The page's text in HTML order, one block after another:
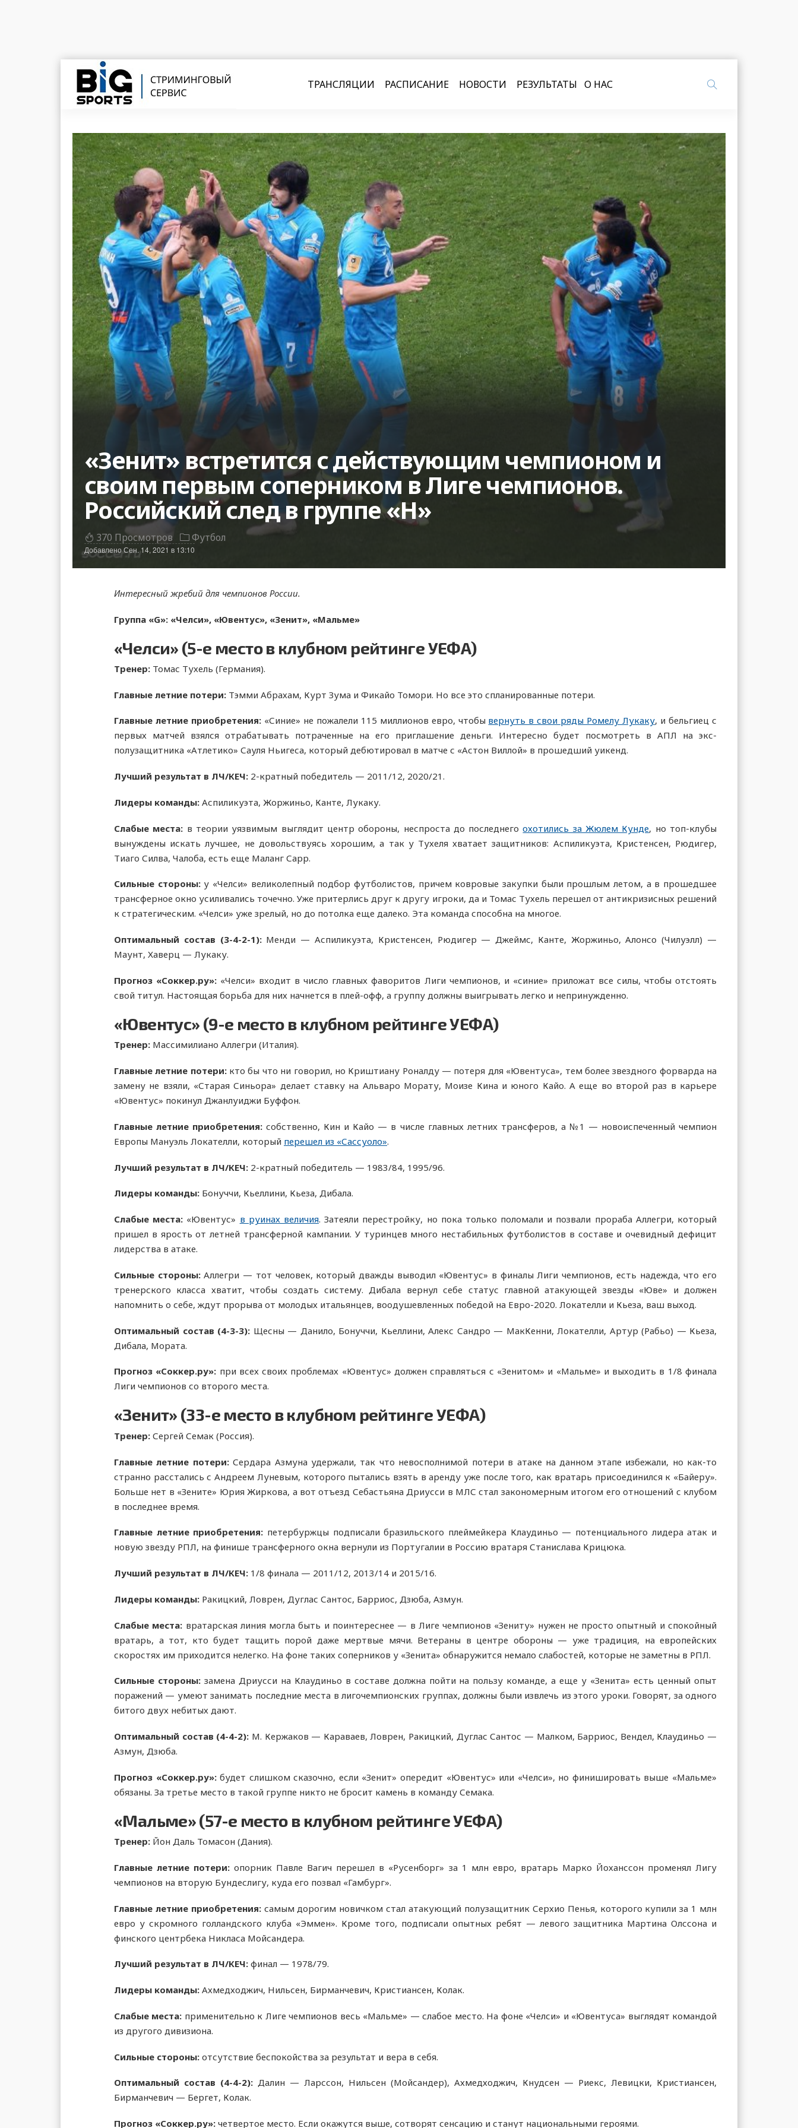
ТРАНСЛЯЦИИ РАСПИСАНИЕ НОВОСТИ РЕЗУЛЬТАТЫ О НАС
«Зенит» встретится с действующим чемпионом и
своим первым соперником в Лиге чемпионов.
Российский след в группе «H»
370 Просмотров Футбол
ДобавленоСен. 14, 2021 в 13:10
Интересный жребий для чемпионов России.
Группа «G»: «Челси», «Ювентус», «Зенит», «Мальме»
«Челси» (5-е место в клубном рейтинге УЕФА)
Тренер: Томас Тухель (Германия).
Главные летние потери: Тэмми Абрахам, Курт Зума и Фикайо Томори. Но все это спланированные потери.
Главные летние приобретения: «Синие» не пожалели 115 миллионов евро, чтобы вернуть в свои ряды Ромелу Лукаку, и бельгиец с
первых матчей взялся отрабатывать потраченные на его приглашение деньги. Интересно будет посмотреть в АПЛ на экс-
полузащитника «Атлетико» Сауля Ньигеса, который дебютировал в матче с «Астон Виллой» в прошедший уикенд.
Лучший результат в ЛЧ/КЕЧ: 2-кратный победитель — 2011/12, 2020/21.
Лидеры команды: Аспиликуэта, Жоржиньо, Канте, Лукаку.
Слабые места: в теории уязвимым выглядит центр обороны, неспроста до последнегоохотились за Жюлем Кунде, но топ-клубы
вынуждены искать лучшее, не довольствуясь хорошим, а так у Тухеля хватает защитников: Аспиликуэта, Кристенсен, Рюдигер,
Тиаго Силва, Чалоба, есть еще Маланг Сарр.
Сильные стороны:у «Челси» великолепный подбор футболистов, причем ковровые закупки были прошлым летом, а в прошедшее
трансферное окно усиливались точечно. Уже притерлись друг к другу игроки, да и Томас Тухель перешел от антикризисных решений
к стратегическим. «Челси» уже зрелый, но до потолка еще далеко. Эта команда способна на многое.
Оптимальный состав (3-4-2-1): Менди — Аспиликуэта, Кристенсен, Рюдигер — Джеймс, Канте, Жоржиньо, Алонсо (Чилуэлл) —
Маунт, Хаверц — Лукаку.
Прогноз «Соккер.ру»: «Челси» входит в число главных фаворитов Лиги чемпионов, и «синие» приложат все силы, чтобы отстоять
свой титул. Настоящая борьба для них начнется в плей-офф, а группу должны выигрывать легко и непринужденно.
«Ювентус» (9-е место в клубном рейтинге УЕФА)
Тренер: Массимилиано Аллегри (Италия).
Главные летние потери: кто бы что ни говорил, но Криштиану Роналду — потеря для «Ювентуса», тем более звездного форварда на
замену не взяли, «Старая Синьора» делает ставку на Альваро Морату, Моизе Кина и юного Кайо. А еще во второй раз в карьере
«Ювентус» покинул Джанлуиджи Буффон.
Главные летние приобретения:собственно, Кин и Кайо — в числе главных летних трансферов, а №1 — новоиспеченный чемпион
Европы Мануэль Локателли, который перешел из «Сассуоло».
Лучший результат в ЛЧ/КЕЧ: 2-кратный победитель — 1983/84, 1995/96.
Лидеры команды: Бонуччи, Кьеллини, Кьеза, Дибала.
Слабые места: «Ювентус» в руинах величия. Затеяли перестройку, но пока только поломали и позвали прораба Аллегри, который
пришел в ярость от летней трансферной кампании. У туринцев много нестабильных футболистов в составе и очевидный дефицит
лидерства в атаке.
Сильные стороны:Аллегри — тот человек, который дважды выводил «Ювентус» в финалы Лиги чемпионов, есть надежда, что его
тренерского класса хватит, чтобы создать систему. Дибала вернул себе статус главной атакующей звезды «Юве» и должен
напомнить о себе, ждут прорыва от молодых итальянцев, воодушевленных победой на Евро-2020. Локателли и Кьеза, ваш выход.
Оптимальный состав (4-3-3): Щесны — Данило, Бонуччи, Кьеллини, Алекс Сандро — МакКенни, Локателли, Артур (Рабьо) — Кьеза,
Дибала, Мората.
Прогноз «Соккер.ру»: при всех своих проблемах «Ювентус» должен справляться с «Зенитом» и «Мальме» и выходить в 1/8 финала
Лиги чемпионов со второго места.
«Зенит» (33-е место в клубном рейтинге УЕФА)
Тренер: Сергей Семак (Россия).
Главные летние потери:Сердара Азмуна удержали, так что невосполнимой потери в атаке на данном этапе избежали, но как-то
странно расстались с Андреем Луневым, которого пытались взять в аренду уже после того, как вратарь присоединился к «Байеру».
Больше нет в «Зените» Юрия Жиркова, а вот отъезд Себастьяна Дриусси в МЛС стал закономерным итогом его отношений с клубом
в последнее время.
Главные летние приобретения: петербуржцы подписали бразильского плеймейкера Клаудиньо — потенциального лидера атак и
новую звезду РПЛ, на финише трансферного окна вернули из Португалии в Россию вратаря Станислава Крицюка.
Лучший результат в ЛЧ/КЕЧ: 1/8 финала — 2011/12, 2013/14 и 2015/16.
Лидеры команды: Ракицкий, Ловрен, Дуглас Сантос, Барриос, Дзюба, Азмун.
Слабые места: вратарская линия могла быть и поинтереснее — в Лиге чемпионов «Зениту» нужен не просто опытный и спокойный
вратарь, а тот, кто будет тащить порой даже мертвые мячи. Ветераны в центре обороны — уже традиция, на европейских
скоростях им приходится нелегко. На фоне таких соперников у «Зенита» обнаружится немало слабостей, которые не заметны в РПЛ.
Сильные стороны:замена Дриусси на Клаудиньо в составе должна пойти на пользу команде, а еще у «Зенита» есть ценный опыт
поражений — умеют занимать последние места в лигочемпионских группах, должны были извлечь из этого уроки. Говорят, за одного
битого двух небитых дают.
Оптимальный состав (4-4-2): М. Кержаков — Караваев, Ловрен, Ракицкий, Дуглас Сантос — Малком, Барриос, Вендел, Клаудиньо —
Азмун, Дзюба.
Прогноз «Соккер.ру»:будет слишком сказочно, если «Зенит» опередит «Ювентус» или «Челси», но финишировать выше «Мальме»
обязаны. За третье место в такой группе никто не бросит камень в команду Семака.
«Мальме» (57-е место в клубном рейтинге УЕФА)
Тренер: Йон Даль Томасон (Дания).
Главные летние потери:опорник Павле Вагич перешел в «Русенборг» за 1 млн евро, вратарь Марко Йоханссон променял Лигу
чемпионов на вторую Бундеслигу, куда его позвал «Гамбург».
Главные летние приобретения: самым дорогим новичком стал атакующий полузащитник Серхио Пенья, которого купили за 1 млн
евро у скромного голландского клуба «Эммен». Кроме того, подписали опытных ребят — левого защитника Мартина Олссона и
финского центрбека Никласа Мойсандера.
Лучший результат в ЛЧ/КЕЧ: финал — 1978/79.
Лидеры команды: Ахмедходжич, Нильсен, Бирманчевич, Кристиансен, Колак.
Слабые места: применительно к Лиге чемпионов весь «Мальме» — слабое место. На фоне «Челси» и «Ювентуса» выглядят командой
из другого дивизиона.
Сильные стороны: отсутствие беспокойства за результат и вера в себя.
Оптимальный состав (4-4-2): Далин — Ларссон, Нильсен (Мойсандер), Ахмедходжич, Кнудсен — Риекс, Левицки, Кристиансен,
Бирманчевич — Бергет, Колак.
Прогноз «Соккер.ру»: четвертое место. Если окажутся выше, сотворят сенсацию и станут национальными героями.